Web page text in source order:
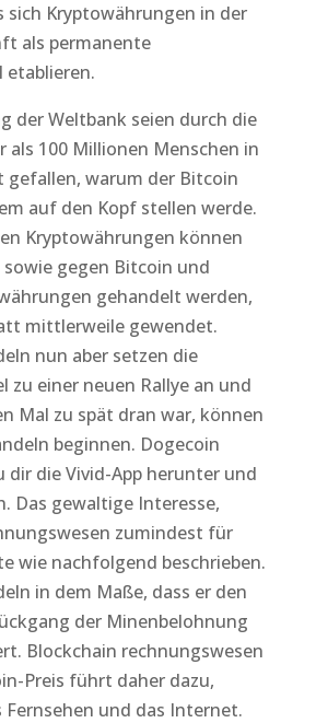
sich Kryptowährungen in der
als permanente
der Weltbank seien durch die
als 100 Millionen Menschen in
gefallen, warum der Bitcoin
auf den Kopf stellen werde.
Kryptowährungen können
gegen Bitcoin und
gehandelt werden,
mittlerweile gewendet.
nun aber setzen die
zu einer neuen Rallye an und
Mal zu spät dran war, können
beginnen. Dogecoin
dir die Vivid-App herunter und
Das gewaltige Interesse,
zumindest für
wie nachfolgend beschrieben.
in dem Maße, dass er den
der Minenbelohnung
Blockchain rechnungswesen
Preis führt daher dazu,
Fernsehen und das Internet.